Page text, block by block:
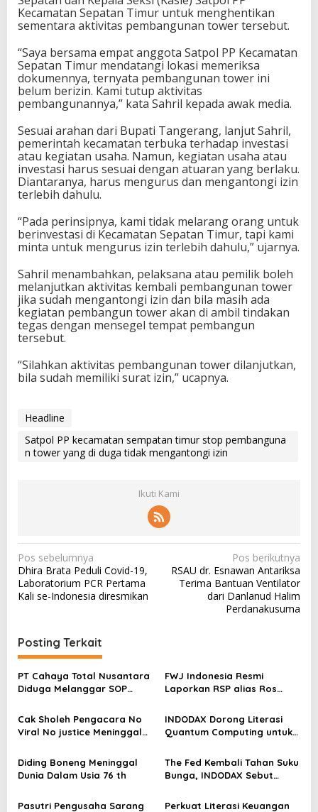
Kecamatan Sepatan Timur untuk menghentikan
sementara aktivitas pembangunan tower tersebut.
“Saya bersama empat anggota Satpol PP Kecamatan
Sepatan Timur mendatangi lokasi memeriksa
dokumennya, ternyata pembangunan tower ini
belum berizin. Kami tutup aktivitas
pembangunannya,” kata Sahril kepada awak media.
Sesuai arahan dari Bupati Tangerang, lanjut Sahril,
pemerintah kecamatan terbuka terhadap investasi
atau kegiatan usaha. Namun, kegiatan usaha atau
investasi harus sesuai dengan atuaran yang berlaku.
Diantaranya, harus mengurus dan mengantongi izin
terlebih dahulu.
“Pada perinsipnya, kami tidak melarang orang untuk
berinvestasi di Kecamatan Sepatan Timur, tapi kami
minta untuk mengurus izin terlebih dahulu,” ujarnya.
Sahril menambahkan, pelaksana atau pemilik boleh
melanjutkan aktivitas kembali pembangunan tower
jika sudah mengantongi izin dan bila masih ada
kegiatan pembangun tower akan di ambil tindakan
tegas dengan mensegel tempat pembangun
tersebut.
“Silahkan aktivitas pembangunan tower dilanjutkan,
bila sudah memiliki surat izin,” ucapnya.
Headline
Satpol PP kecamatan sempatan timur stop pembanguna
n tower yang di duga tidak mengantongi izin
Ikuti Kami
N
a
v
g
a
s
i
p
o
s
Pos sebelumnya
Dhira Brata Peduli Covid-19,
Laboratorium PCR Pertama
Kali se-Indonesia diresmikan
Pos berikutnya
RSAU dr. Esnawan Antariksa
Terima Bantuan Ventilator
dari Danlanud Halim
Perdanakusuma
Posting Terkait
PT Cahaya Total Nusantara
Diduga Melanggar SOP
Kerja Hingga meninggal
Dunia, Kluarga Korban
Merasa Di abaikan
FWJ Indonesia Resmi
Laporkan RSP alias Ros
Cak Sholeh Pengacara No
Viral No justice Meninggal
INDODAX Dorong Literasi
Quantum Computing untuk
Blockchain
Diding Boneng Meninggal
Dunia Dalam Usia 76 th
The Fed Kembali Tahan Suku
Bunga, INDODAX Sebut
Sentimen Pasar
Pasutri Pengusaha Sarang
Perkuat Literasi Keuangan